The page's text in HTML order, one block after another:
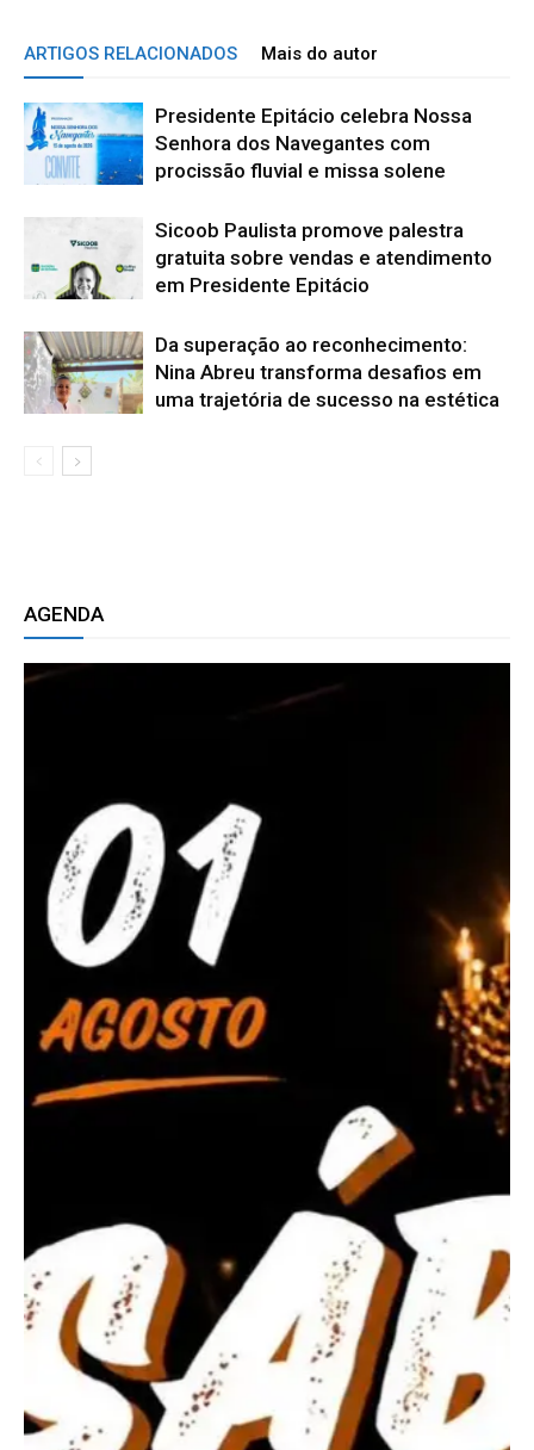
ARTIGOS RELACIONADOS Mais do autor
Presidente Epitácio celebra Nossa
Senhora dos Navegantes com
procissão fluvial e missa solene
Sicoob Paulista promove palestra
gratuita sobre vendas e atendimento
em Presidente Epitácio
Da superação ao reconhecimento:
Nina Abreu transforma desafios em
uma trajetória de sucesso na estética
AGENDA